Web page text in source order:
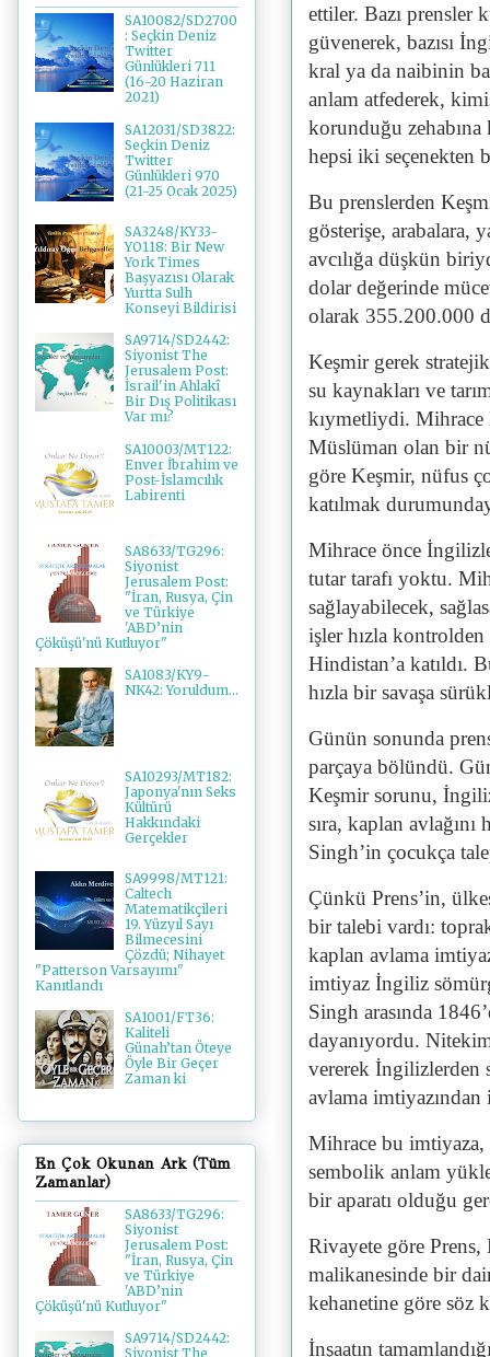
ettiler. Bazı prensler
güvenerek, bazısı
kral ya da naibinin
anlam atfederek,
korunduğu zehabına
hepsi iki seçenekten
Bu prenslerden
gösterişe, arabalara,
avcılığa düşkün
dolar değerinde
olarak 355.200.000
Keşmir gerek
su kaynakları ve
kıymetliydi. Mihrace
Müslüman olan bir
göre Keşmir, nüfus
katılmak
Mihrace önce
tutar tarafı yoktu.
sağlayabilecek,
işler hızla
Hindistan’a katıldı.
hızla bir savaşa
Günün sonunda
parçaya bölündü.
Keşmir sorunu,
sıra, kaplan
Singh’in çocukça
Çünkü Prens’in,
bir talebi vardı:
kaplan avlama
imtiyaz İngiliz
Singh arasında
dayanıyordu.
vererek İngilizlerden
avlama
Mihrace bu imtiyaza,
sembolik anlam
bir aparatı olduğu
Rivayete göre Prens,
malikanesinde bir
kehanetine göre söz
İnşaatın
SA10082/SD2700
: Seçkin Deniz
Twitter
Günlükleri 711
(16-20 Haziran
2021)
SA12031/SD3822:
Seçkin Deniz
Twitter
Günlükleri 970
(21-25 Ocak 2025)
SA3248/KY33-
YO118: Bir New
York Times
Başyazısı Olarak
Yurtta Sulh
Konseyi Bildirisi
SA9714/SD2442:
Siyonist The
Jerusalem Post:
İsrail'in Ahlakî
Bir Dış Politikası
Var mı?
SA10003/MT122:
Enver İbrahim ve
Post-İslamcılık
Labirenti
SA8633/TG296:
Siyonist
Jerusalem Post:
"İran, Rusya, Çin
ve Türkiye
'ABD’nin
Çöküşü'nü Kutluyor"
SA1083/KY9-
NK42: Yoruldum...
SA10293/MT182:
Japonya'nın Seks
Kültürü
Hakkındaki
Gerçekler
SA9998/MT121:
Caltech
Matematikçileri
19. Yüzyıl Sayı
Bilmecesini
Çözdü; Nihayet
"Patterson Varsayımı"
Kanıtlandı
SA1001/FT36:
Kaliteli
Günah’tan Öteye
Öyle Bir Geçer
Zaman ki
En Çok Okunan Ark (Tüm
Zamanlar)
SA8633/TG296:
Siyonist
Jerusalem Post:
"İran, Rusya, Çin
ve Türkiye
'ABD’nin
Çöküşü'nü Kutluyor"
SA9714/SD2442:
Siyonist The